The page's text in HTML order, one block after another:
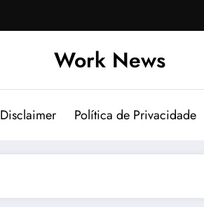
Work News
Disclaimer Política de Privacidade